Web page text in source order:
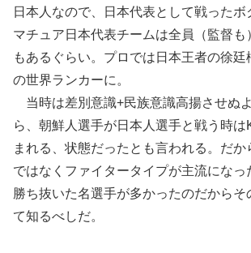
日本人なので、日本代表として戦ったボ
マチュア日本代表チームは全員（監督も
もあるぐらい。プロでは日本王者の徐廷
の世界ランカーに。
当時は差別意識+民族意識高揚させぬ
ら、朝鮮人選手が日本人選手と戦う時は
まれる、状態だったとも言われる。だ
ではなくファイタータイプが主流になっ
勝ち抜いた名選手が多かったのだからそ
て知るべしだ。